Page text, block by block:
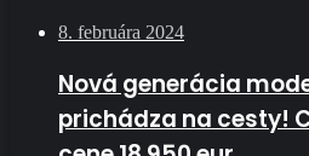
8. februára 2024
Nová generácia
prichádza na cesty!